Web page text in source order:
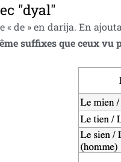
"dyal"
« de » en darija. En
suffixes que ceux vu